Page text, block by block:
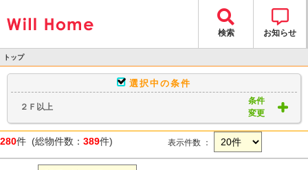
検索 お知らせ
トップ
物件検索
> 物件一覧
選択中の条件
２Ｆ以上
条件
変更
280件 (総物件数： 389件) 表示件数 ：